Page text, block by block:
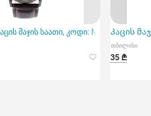
მაჯის საათი, კოდი: M-52, არის
Კაცის
თბილისი
35 ₾